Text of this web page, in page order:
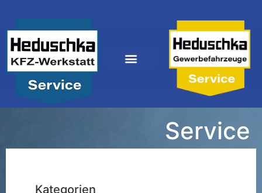
Kategorien
Service